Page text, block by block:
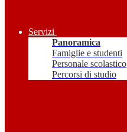
Servizi
Panoramica
Famiglie e studenti
Personale scolastico
Percorsi di studio